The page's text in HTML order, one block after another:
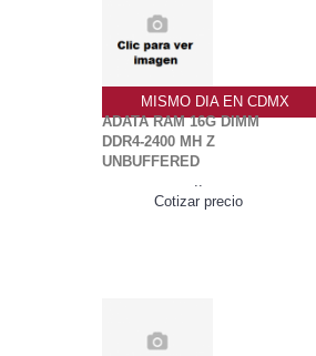
MISMO DIA EN CDMX
ADATA RAM 16G DIMM
DDR4-2400 MH Z
UNBUFFERED
..
Cotizar precio